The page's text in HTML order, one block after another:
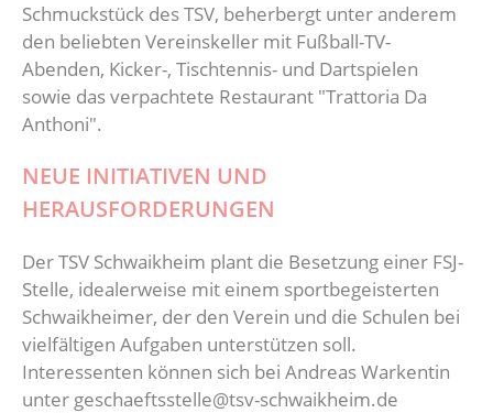
Schmuckstück des TSV, beherbergt unter anderem
den beliebten Vereinskeller mit Fußball-TV-
Abenden, Kicker-, Tischtennis- und Dartspielen
sowie das verpachtete Restaurant "Trattoria Da
Anthoni".
NEUE INITIATIVEN UND
HERAUSFORDERUNGEN
Der TSV Schwaikheim plant die Besetzung einer FSJ-
Stelle, idealerweise mit einem sportbegeisterten
Schwaikheimer, der den Verein und die Schulen bei
vielfältigen Aufgaben unterstützen soll.
Interessenten können sich bei Andreas Warkentin
unter geschaeftsstelle@tsv-schwaikheim.de